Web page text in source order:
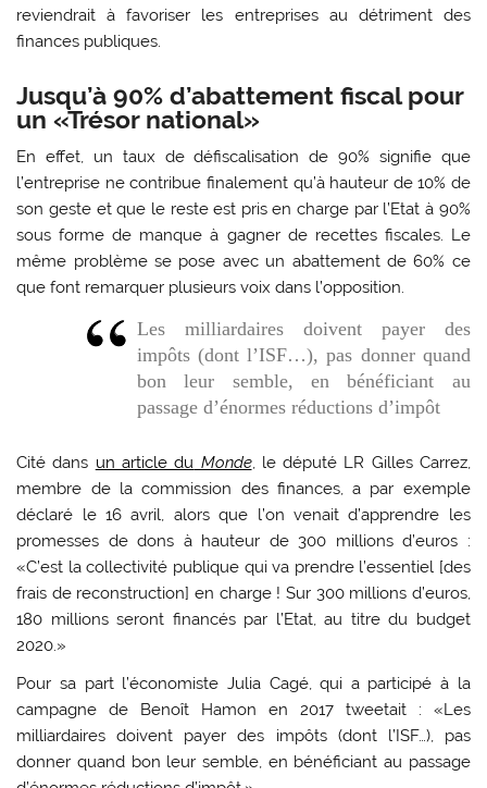
reviendrait à favoriser les entreprises au détriment des
finances publiques.
Jusqu’à 90% d’abattement fiscal pour
un «Trésor national»
En effet, un taux de défiscalisation de 90% signifie que
l’entreprise ne contribue finalement qu’à hauteur de 10% de
son geste et que le reste est pris en charge par l’Etat à 90%
sous forme de manque à gagner de recettes fiscales. Le
même problème se pose avec un abattement de 60% ce
que font remarquer plusieurs voix dans l’opposition.
Les milliardaires doivent payer des
impôts (dont l’ISF…), pas donner quand
bon leur semble, en bénéficiant au
passage d’énormes réductions d’impôt
Cité dans un article du Monde, le député LR Gilles Carrez,
membre de la commission des finances, a par exemple
déclaré le 16 avril, alors que l’on venait d’apprendre les
promesses de dons à hauteur de 300 millions d’euros :
«C’est la collectivité publique qui va prendre l’essentiel [des
frais de reconstruction] en charge ! Sur 300 millions d’euros,
180 millions seront financés par l’Etat, au titre du budget
2020.»
Pour sa part l’économiste Julia Cagé, qui a participé à la
campagne de Benoît Hamon en 2017 tweetait : «Les
milliardaires doivent payer des impôts (dont l’ISF…), pas
donner quand bon leur semble, en bénéficiant au passage